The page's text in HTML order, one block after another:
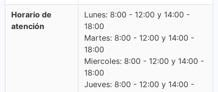
Horario de
atención
Lunes: 8:00 - 12:00 y 14:00 -
18:00
Martes: 8:00 - 12:00 y 14:00 -
18:00
Miercoles: 8:00 - 12:00 y 14:00 -
18:00
Jueves: 8:00 - 12:00 y 14:00 -